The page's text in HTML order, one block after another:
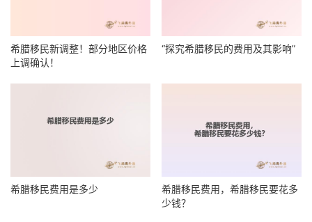
希腊移民新调整！部分地区价格
上调确认！
“探究希腊移民的费用及其影响”
希腊移民费用是多少
希腊移民费用，希腊移民要花多
少钱？